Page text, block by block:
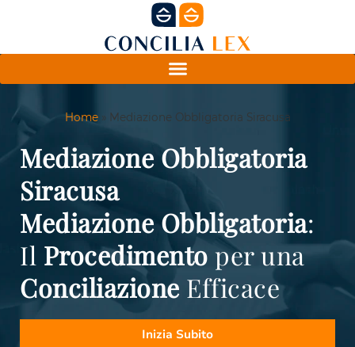
Home» Mediazione Obbligatoria Siracusa
Mediazione Obbligatoria
Siracusa
Mediazione Obbligatoria:
Il Procedimento per una
ConciliazioneEfficace
Inizia Subito